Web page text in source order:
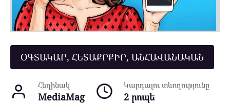
ՕԳՏԱԿԱՐ, ՀԵՏԱՔՐՔԻՐ, ԱՆՀԱՎԱՆԱԿԱՆ
Հեղինակ
MediaMag
Կարդալու տևողությունը
2 րոպե